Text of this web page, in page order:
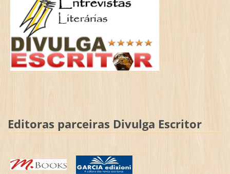
Editoras parceiras Divulga Escritor